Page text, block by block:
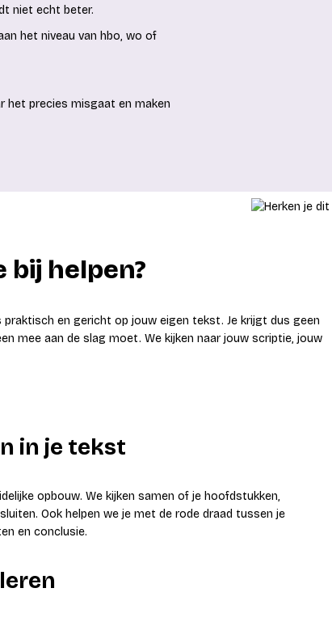
niet echt beter.
het niveau van hbo, wo of
het precies misgaat en maken
bij helpen?
praktisch en gericht op jouw eigen tekst. Je krijgt dus geen
mee aan de slag moet. We kijken naar jouw scriptie, jouw
in je tekst
opbouw. We kijken samen of je hoofdstukken,
Ook helpen we je met de rode draad tussen je
en conclusie.